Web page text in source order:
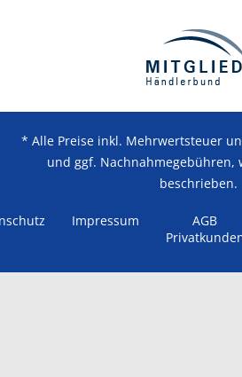
* Alle Preise inkl. Mehrwertsteuer
und ggf. Nachnahmegebühren,
beschrieben.
Impressum
AGB